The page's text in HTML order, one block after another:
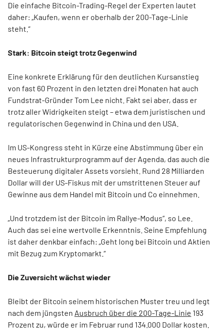
Die einfache Bitcoin-Trading-Regel der Experten lautet
daher: „Kaufen, wenn er oberhalb der 200-Tage-Linie
steht.“
Stark: Bitcoin steigt trotz Gegenwind
Eine konkrete Erklärung für den deutlichen Kursanstieg
von fast 60 Prozent in den letzten drei Monaten hat auch
Fundstrat-Gründer Tom Lee nicht. Fakt sei aber, dass er
trotz aller Widrigkeiten steigt – etwa dem juristischen und
regulatorischen Gegenwind in China und den USA.
Im US-Kongress steht in Kürze eine Abstimmung über ein
neues Infrastrukturprogramm auf der Agenda, das auch die
Besteuerung digitaler Assets vorsieht. Rund 28 Milliarden
Dollar will der US-Fiskus mit der umstrittenen Steuer auf
Gewinne aus dem Handel mit Bitcoin und Co einnehmen.
„Und trotzdem ist der Bitcoin im Rallye-Modus“, so Lee.
Auch das sei eine wertvolle Erkenntnis. Seine Empfehlung
ist daher denkbar einfach: „Geht long bei Bitcoin und Aktien
mit Bezug zum Kryptomarkt.“
Die Zuversicht wächst wieder
Bleibt der Bitcoin seinem historischen Muster treu und legt
nach dem jüngsten Ausbruch über die 200-Tage-Linie 193
Prozent zu, würde er im Februar rund 134.000 Dollar kosten.